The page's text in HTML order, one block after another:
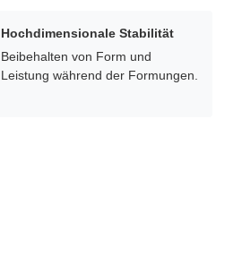
Hochdimensionale Stabilität
Beibehalten von Form und
Leistung während der Formungen.